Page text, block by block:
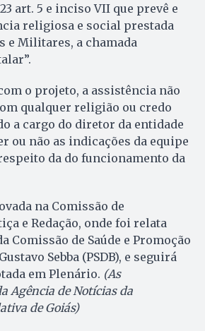
art. 5 e inciso VII que prevê e
religiosa e social prestada
e Militares, a chamada
o projeto, a assistência não
qualquer religião ou credo
a cargo do diretor da entidade
ou não as indicações da equipe
da do funcionamento da
na Comissão de
e Redação, onde foi relata
Comissão de Saúde e Promoção
Sebba (PSDB), e seguirá
em Plenário. (As
Agência de Notícias da
de Goiás)